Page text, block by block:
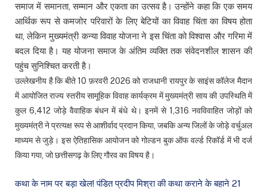
समाज में समानता, सम्मान और एकता का उत्सव है। उन्होंने कहा कि एक समय
आर्थिक रूप से कमजोर परिवारों के लिए बेटियों का विवाह चिंता का विषय होता
था, लेकिन मुख्यमंत्री कन्या विवाह योजना ने इस चिंता को विश्वास और गरिमा में
बदल दिया है। यह योजना समाज के अंतिम व्यक्ति तक संवेदनशील शासन की
पहुंच सुनिश्चित करती है।
उल्लेखनीय है कि बीते 10 फ़रवरी 2026 को राजधानी रायपुर के साइंस कॉलेज मैदान
में आयोजित राज्य स्तरीय सामूहिक विवाह कार्यक्रम में मुख्यमंत्री साय की उपस्थिति में
कुल 6,412 जोड़े वैवाहिक बंधन में बंधे थे। इनमें से 1,316 नवविवाहित जोड़ों को
मुख्यमंत्री ने प्रत्यक्ष रूप से आशीर्वाद प्रदान किया, जबकि अन्य जिलों के जोड़े वर्चुअल
माध्यम से जुड़े। इस ऐतिहासिक आयोजन को गोल्डन बुक ऑफ वर्ल्ड रिकॉर्ड में भी दर्ज
किया गया, जो छत्तीसगढ़ के लिए गौरव का विषय है।
कथा के नाम पर बड़ा खेल! पंडित प्रदीप मिश्रा की कथा कराने के बहाने 21